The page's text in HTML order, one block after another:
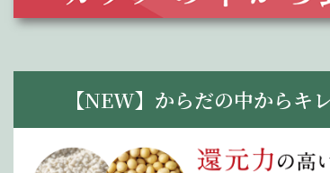
【NEW】からだの中からキ